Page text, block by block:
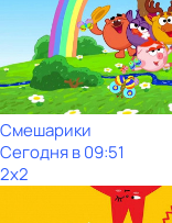
Смешарики
Сегодня в 09:51
2x2